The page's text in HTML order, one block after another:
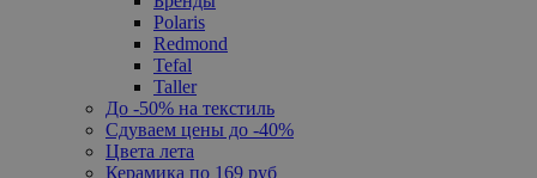
Polaris
Redmond
Tefal
Taller
До -50% на текстиль
Сдуваем цены до -40%
Цвета лета
Керамика по 169 руб